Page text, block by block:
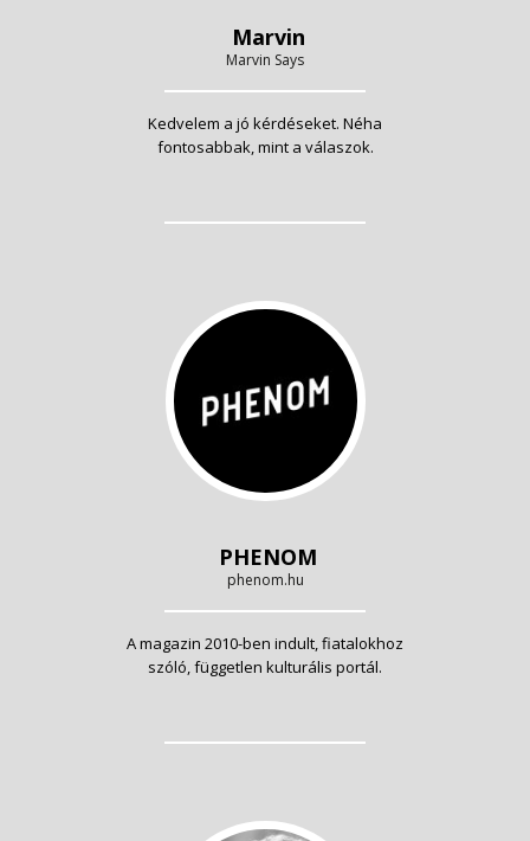
Marvin
Marvin Says
Kedvelem a jó kérdéseket. Néha
fontosabbak, mint a válaszok.
PHENOM
phenom.hu
A magazin 2010-ben indult, fiatalokhoz
szóló, független kulturális portál.